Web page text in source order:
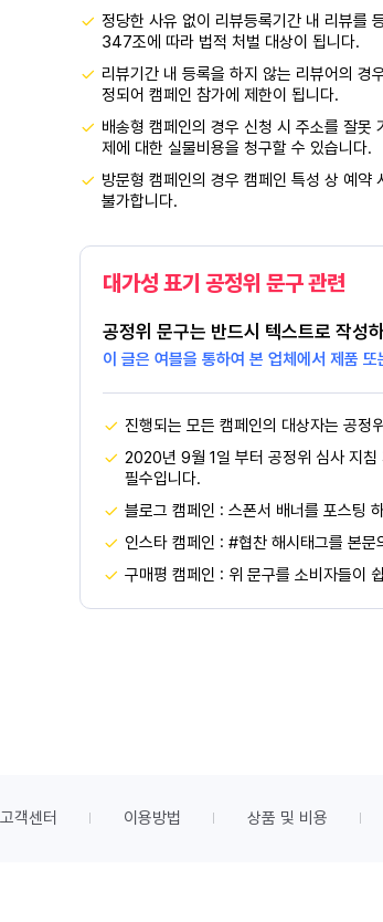
정당한 사유 없이 리뷰등록기간 내 리뷰를
347조에 따라 법적 처벌 대상이 됩니다.
리뷰기간 내 등록을 하지 않는 리뷰어의 경
정되어 캠페인 참가에 제한이 됩니다.
배송형 캠페인의 경우 신청 시 주소를 잘못
제에 대한 실물비용을 청구할 수 있습니다.
방문형 캠페인의 경우 캠페인 특성 상 예
불가합니다.
대가성 표기 공정위 문구 관련
공정위 문구는 반드시 텍스트로 작성
이 글은 여블을 통하여 본 업체에서 제품
진행되는 모든 캠페인의 대상자는 공정
2020년 9월 1일 부터 공정위 심사 지침
필수입니다.
블로그 캠페인 : 스폰서 배너를 포스팅
인스타 캠페인 : #협찬 해시태그를 본문
구매평 캠페인 : 위 문구를 소비자들이
고객센터 이용방법 상품 및 비용